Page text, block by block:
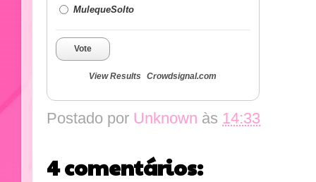
MulequeSolto
Vote
View Results Crowdsignal.com
Postado por Unknown às 14:33
4 comentários: